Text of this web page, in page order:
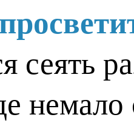
сеять